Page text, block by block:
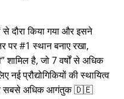
दौरा किया गया और इसने
पर #1 स्थान बनाए रखा,
शामिल है, जो 7 वर्षों से अधिक
प्रौद्योगिकियों की स्थायित्व
सबसे अधिक आगंतुक 🇩🇪